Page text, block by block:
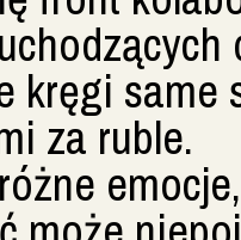
kręgi same
za ruble.